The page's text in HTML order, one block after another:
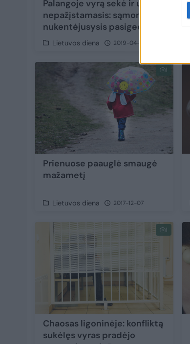
Palangoje vyrą sekė ir užpuolė
nepažįstamasis: sąmonę atgavęs
nukentėjusysis pasigedo turto
Lietuvos diena 2019-04-05
1
Prienuose paauglė smaugė
mažametį
Lietuvos diena 2017-12-07
1
Chaosas ligoninėje: konfliktą
sukėlęs vyras pradėjo